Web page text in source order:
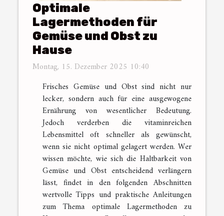
Optimale
Lagermethoden für
Gemüse und Obst zu
Hause
Montag, 15. Dezember 2025 10:40
Frisches Gemüse und Obst sind nicht nur
lecker, sondern auch für eine ausgewogene
Ernährung von wesentlicher Bedeutung.
Jedoch verderben die vitaminreichen
Lebensmittel oft schneller als gewünscht,
wenn sie nicht optimal gelagert werden. Wer
wissen möchte, wie sich die Haltbarkeit von
Gemüse und Obst entscheidend verlängern
lässt, findet in den folgenden Abschnitten
wertvolle Tipps und praktische Anleitungen
zum Thema optimale Lagermethoden zu